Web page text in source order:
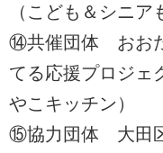
（こども＆シニア
⑭共催団体 おお
てる応援プロジェ
やこキッチン）
⑮協力団体 大田